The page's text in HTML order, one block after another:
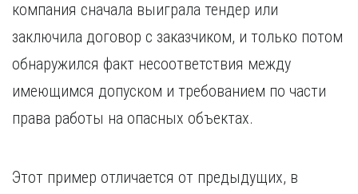
компания сначала выиграла тендер или
заключила договор с заказчиком, и только потом
обнаружился факт несоответствия между
имеющимся допуском и требованием по части
права работы на опасных объектах.
Этот пример отличается от предыдущих, в